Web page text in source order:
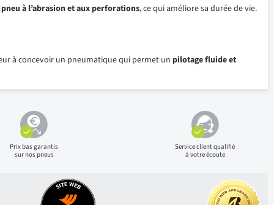
à l’abrasion et aux perforations, ce qui améliore sa durée de vie.
à concevoir un pneumatique qui permet un pilotage fluide et
Prix basgarantis
sur nos pneus
Service client qualifié
à votre écoute